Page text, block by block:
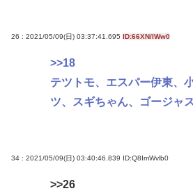
26 : 2021/05/09(日) 03:37:41.695 ID:66XN/IWw0
>>18
テツトモ、エスパー伊東、
ツ、スギちゃん、ゴージャ
34 : 2021/05/09(日) 03:40:46.839 ID:Q8ImWvlb0
>>26